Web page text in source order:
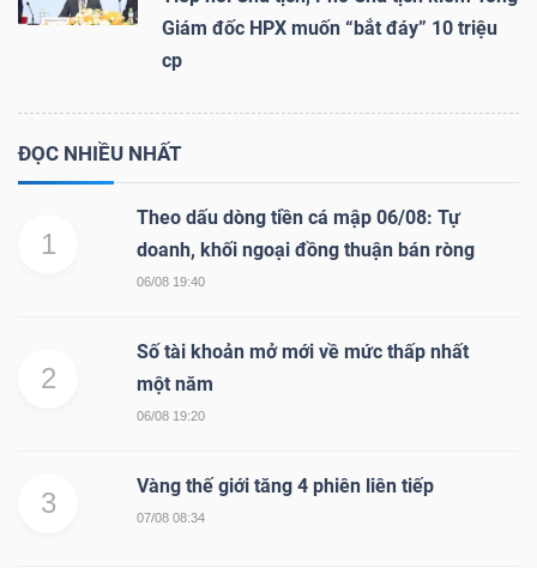
Giám đốc HPX muốn “bắt đáy” 10 triệu
cp
ĐỌC NHIỀU NHẤT
1
Theo dấu dòng tiền cá mập 06/08: Tự
doanh, khối ngoại đồng thuận bán ròng
06/08 19:40
2
Số tài khoản mở mới về mức thấp nhất
một năm
06/08 19:20
3
Vàng thế giới tăng 4 phiên liên tiếp
07/08 08:34